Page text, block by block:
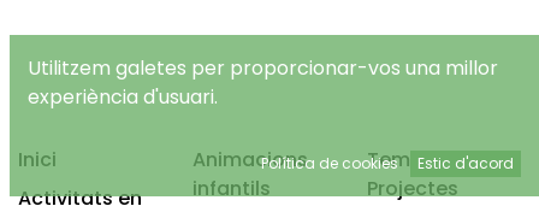
Inici
Activitats en
Animacions
infantils
Temps Lliure
Projectes
Utilitzem galetes per proporcionar-vos una millor
experiència d'usuari.
Política de cookies Estic d'acord